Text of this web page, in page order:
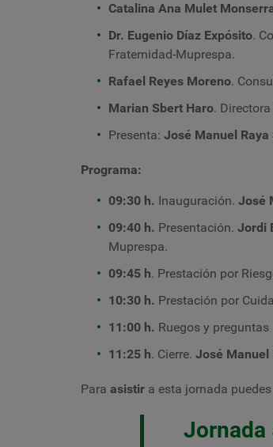
Catalina Ana Mulet
Dr. Eugenio Díaz Expósito.
Fraternidad-Muprespa.
Rafael Reyes Moreno.
Marian Sbert Haro.
Presenta: José Manuel Raya
Programa:
09:30 h. Inauguración. José
09:40 h. Presentación. Jordi
Muprespa.
09:45 h. Prestación por
10:30 h. Prestación por
11:00 h. Ruegos y preguntas
11:25 h. Cierre. José Manuel
Para asistir a esta jornada puedes
Jornada